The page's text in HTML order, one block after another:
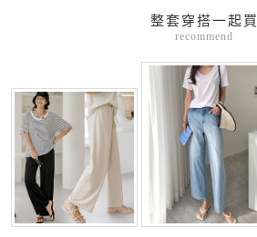
整套穿搭一起買
recommend